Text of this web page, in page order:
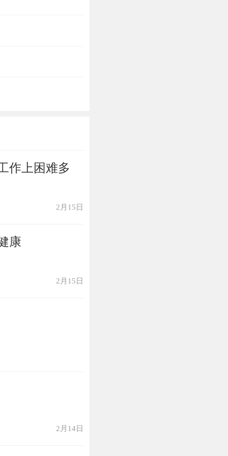
作上困难多
2月15日
康
2月15日
2月14日